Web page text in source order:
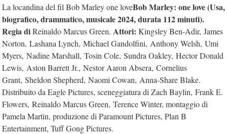
La locandina del fil Bob Marley one loveBob Marley: one love (Usa,
biografico, drammatico, musicale2024, durata 112 minuti).
Regia diReinaldo Marcus Green. Attori: Kingsley Ben-Adir, James
Norton, Lashana Lynch, Michael Gandolfini, Anthony Welsh, Umi
Myers, Nadine Marshall, Tosin Cole, Sundra Oakley, Hector Donald
Lewis, Aston Barrett Jr., Nestor Aaron Absera, Cornelius
Grant, Sheldon Shepherd, Naomi Cowan, Anna-Share Blake.
Distribuito da Eagle Pictures, sceneggiatura di Zach Baylin, Frank E.
Flowers, Reinaldo Marcus Green, Terence Winter, montaggio di
Pamela Martin, produzione di Paramount Pictures, Plan B
Entertainment, Tuff Gong Pictures.